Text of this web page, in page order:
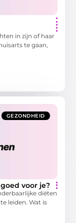
in zijn of haar
te gaan,
GEZONDHEID
voor je?
diëten
leiden. Wat is